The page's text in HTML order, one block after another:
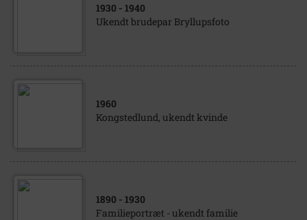
1930 - 1940
Ukendt brudepar Bryllupsfoto
1960
Kongstedlund, ukendt kvinde
1890 - 1930
Familieportræt - ukendt familie